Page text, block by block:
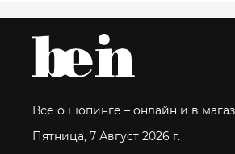
Все о шопинге – онлайн и в
Пятница, 7 Август 2026 г.